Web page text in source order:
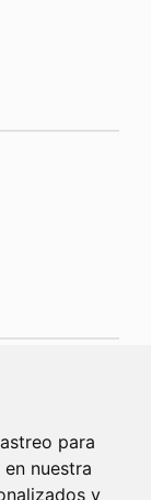
para
nuestra
y